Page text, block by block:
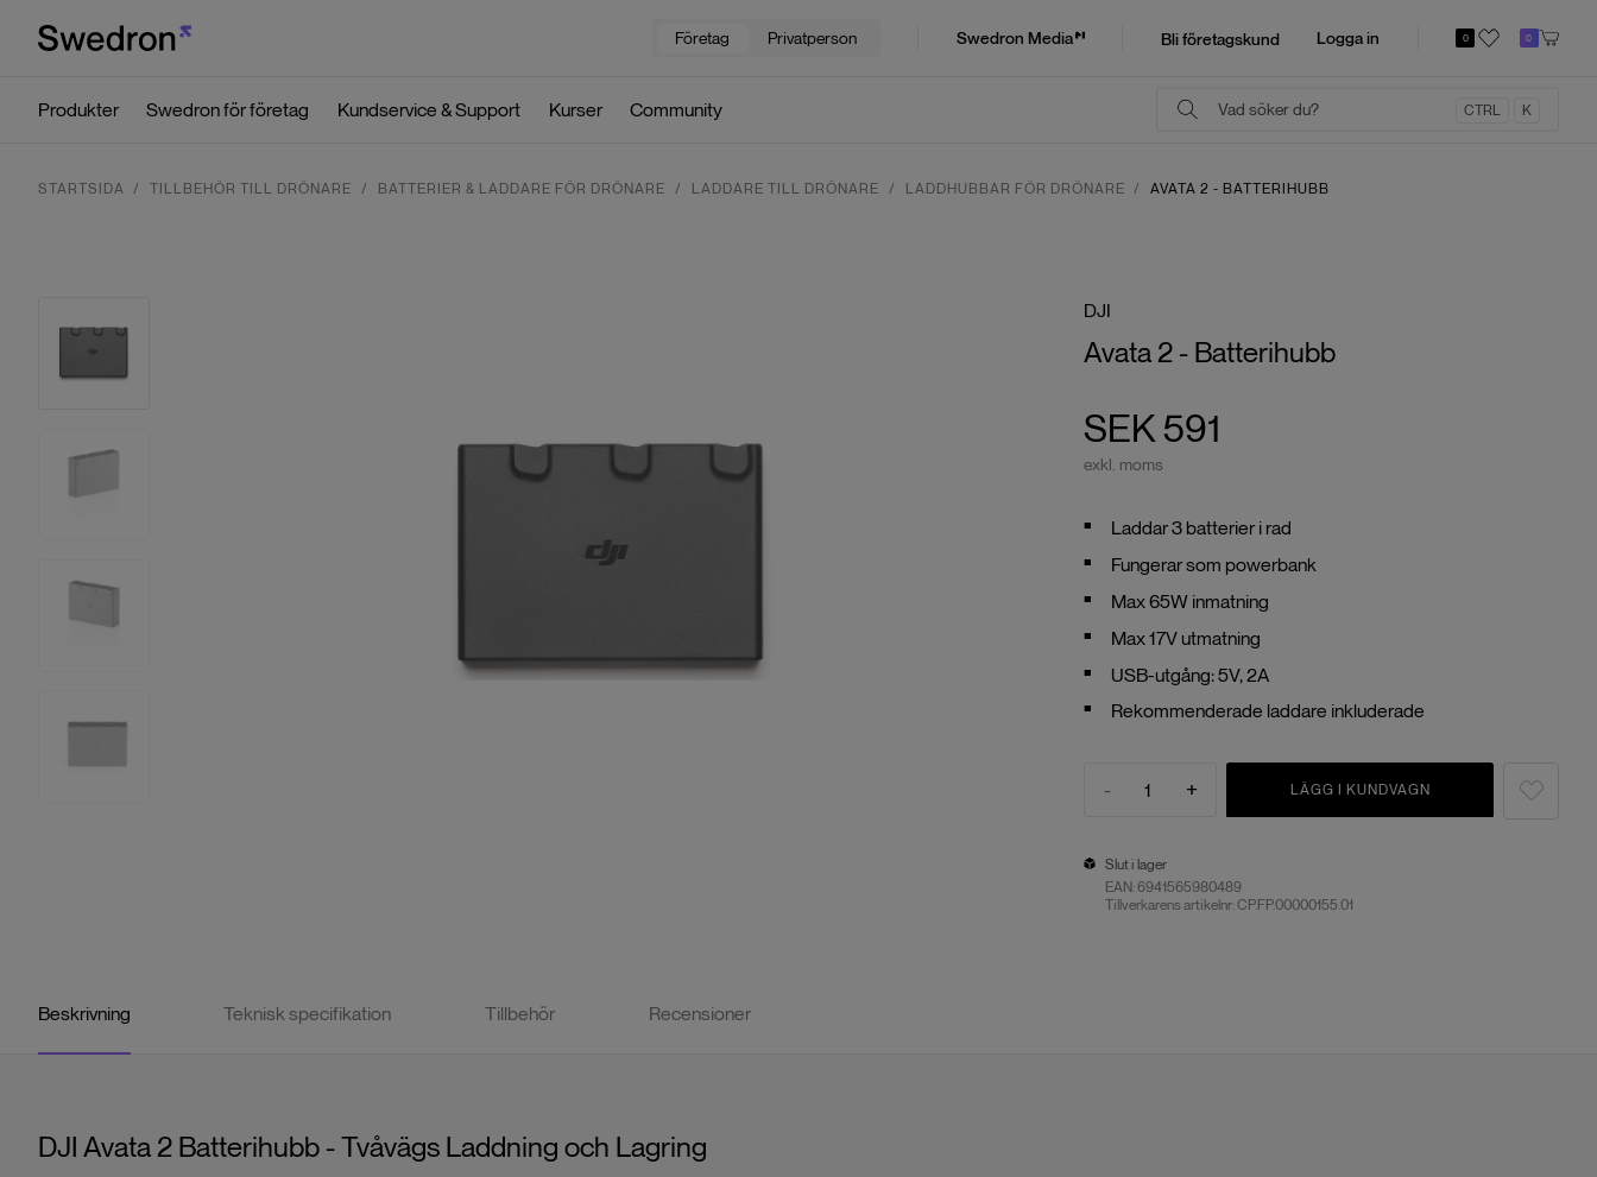
Företag Privatperson Swedron Media Bli företagskund Logga in 0 0
Produkter Swedron för företag Kundservice & Support Kurser Community CTRL K
STARTSIDA TILLBEHÖR TILL DRÖNARE BATTERIER & LADDARE FÖR DRÖNARE LADDARE TILL DRÖNARE LADDHUBBAR FÖR DRÖNARE AVATA 2 - BATTERIHUBB
DJI
Avata 2 - Batterihubb
SEK 591
exkl. moms
Laddar 3 batterier i rad
Fungerar som powerbank
Max 65W inmatning
Max 17V utmatning
USB-utgång: 5V, 2A
Rekommenderade laddare inkluderade
- 1 + LÄGG I KUNDVAGN
Slut i lager
EAN:6941565980489
Tillverkarens artikelnr: CP.FP.00000155.01
Beskrivning Teknisk specifikation Tillbehör Recensioner
DJI Avata 2 Batterihubb - Tvåvägs Laddning och Lagring